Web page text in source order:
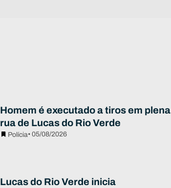
Homem é executado a tiros em plena
rua de Lucas do Rio Verde
Polícia• 05/08/2026
Lucas do Rio Verde inicia